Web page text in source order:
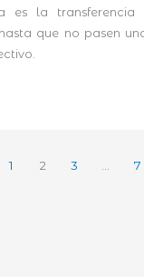
es la transferencia
que no pasen
1 2 3 … 7